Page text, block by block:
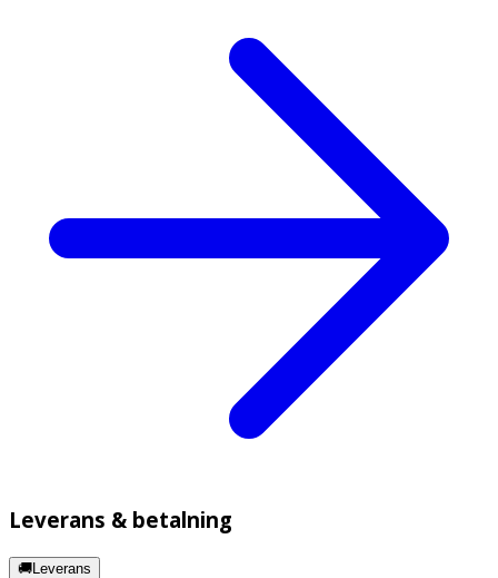
Leverans & betalning
🚚Leverans